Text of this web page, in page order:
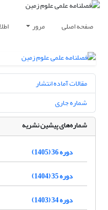
صفحه اصلی مرور
مقالات آماده انتشار
شماره جاری
شماره‌های پیشین نشریه
دوره 36 (1405)
دوره 35 (1404)
دوره 34 (1403)